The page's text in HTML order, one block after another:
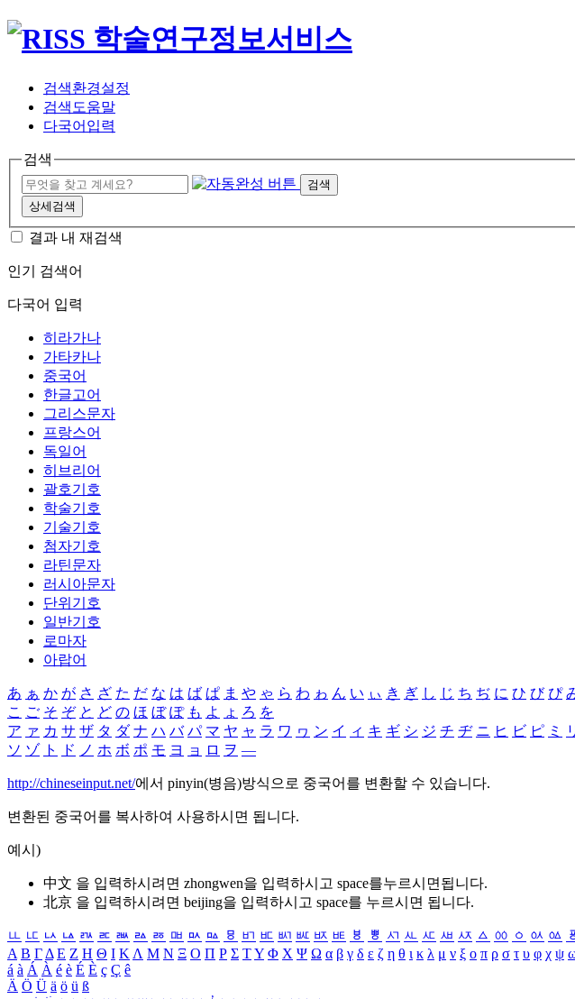
검색환경설정
검색도움말
다국어입력
검색
검색
상세검색
결과 내 재검색
인기 검색어
다국어 입력
히라가나
가타카나
중국어
한글고어
그리스문자
프랑스어
독일어
히브리어
괄호기호
학술기호
기술기호
첨자기호
라틴문자
러시아문자
단위기호
일반기호
로마자
아랍어
あ ぁ か が さ ざ た だ な は ば ぱ ま や ゃ ら わ ゎ ん い ぃ き ぎ し じ ち ぢ に ひ び ぴ
こ ご そ ぞ と ど の ほ ぼ ぽ も よ ょ ろ を
ア ァ カ サ ザ タ ダ ナ ハ バ パ マ ヤ ャ ラ ワ ヮ ン イ ィ キ ギ シ ジ チ ヂ ニ ヒ ビ ピ ミ
ソ ゾ ト ド ノ ホ ボ ポ モ ヨ ョ ロ ヲ ―
http://chineseinput.net/에서 pinyin(병음)방식으로 중국어를 변환할 수 있습니다.
변환된 중국어를 복사하여 사용하시면 됩니다.
예시)
中文 을 입력하시려면 zhongwen을 입력하시고 space를누르시면됩니다.
北京 을 입력하시려면 beijing을 입력하시고 space를 누르시면 됩니다.
ㅥ ㅦ ㅧ ㅨ ㅩ ㅪ ㅫ ㅬ ㅭ ㅮ ㅯ ㅰ ㅱ ㅲ ㅳ ㅴ ㅵ ㅶ ㅷ ㅸ ㅹ ㅺ ㅻ ㅼ ㅽ ㅾ ㅿ ㆀ ㆁ ㆂ ㆃ
Α Β ΓΔ Ε Ζ Η Θ Ι ΚΛ Μ Ν Ξ Ο Π Ρ Σ ΤΥ Φ Χ Ψ Ω α β γ δ ε ζ η θ ι κ λ μ ν ξ ο π ρ σ τ υ φ χ ψ
á à Á À é è É È ç Ç ê
Ä Ö Ü ä ö ü ß